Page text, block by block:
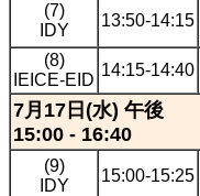
(7)
IDY
13:50-14:15
(8)
IEICE-EID
14:15-14:40
7月17日(水) 午後
15:00 - 16:40
(9)
IDY
15:00-15:25